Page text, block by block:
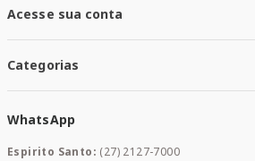
Santa Mais Exames
Santa Mais Serviços
Santa Mais Convenios
Acesse sua conta
Meus Pedidos
Categorias
Saúde e Bem-estar
Mamães e Bebê
WhatsApp
Espirito Santo: (27) 2127-7000